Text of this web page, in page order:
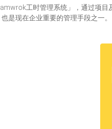
工时管理系统」，通过项目
是现在企业重要的管理手段之一。